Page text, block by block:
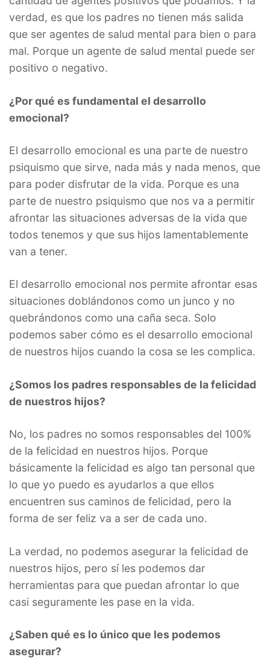
verdad, es que los padres no tienen más salida
que ser agentes de salud mental para bien o para
mal. Porque un agente de salud mental puede ser
positivo o negativo.
¿Por qué es fundamental el desarrollo
emocional?
El desarrollo emocional es una parte de nuestro
psiquismo que sirve, nada más y nada menos, que
para poder disfrutar de la vida. Porque es una
parte de nuestro psiquismo que nos va a permitir
afrontar las situaciones adversas de la vida que
todos tenemos y que sus hijos lamentablemente
van a tener.
El desarrollo emocional nos permite afrontar esas
situaciones doblándonos como un junco y no
quebrándonos como una caña seca. Solo
podemos saber cómo es el desarrollo emocional
de nuestros hijos cuando la cosa se les complica.
¿Somos los padres responsables de la felicidad
de nuestros hijos?
No, los padres no somos responsables del 100%
de la felicidad en nuestros hijos. Porque
básicamente la felicidad es algo tan personal que
lo que yo puedo es ayudarlos a que ellos
encuentren sus caminos de felicidad, pero la
forma de ser feliz va a ser de cada uno.
La verdad, no podemos asegurar la felicidad de
nuestros hijos, pero sí les podemos dar
herramientas para que puedan afrontar lo que
casi seguramente les pase en la vida.
¿Saben qué es lo único que les podemos
asegurar?